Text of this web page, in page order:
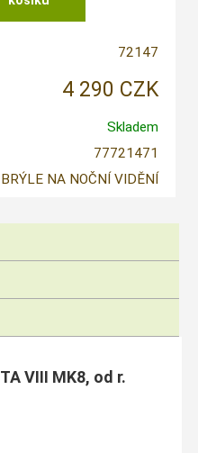
72147
4 290 CZK
Skladem
77721471
BRÝLE NA NOČNÍ VIDĚNÍ
VIII MK8, od r.